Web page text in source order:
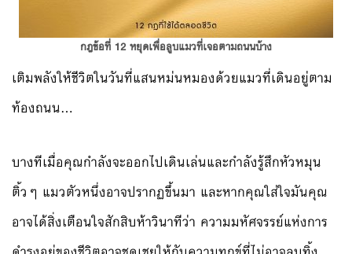
กฎข้อที่ 12 หยุดเพื่อลูบแมวที่เจอตามถนนบ้าง
เติมพลังให้ชีวิตในวันที่แสนหม่นหมองด้วยแมวที่เดินอยู่ตาม
ท้องถนน…
บางทีเมื่อคุณกำลังจะออกไปเดินเล่นและกำลังรู้สึกหัวหมุน
ติ้วๆ แมวตัวหนึ่งอาจปรากฏขึ้นมา และหากคุณใส่ใจมันคุณ
อาจได้สิ่งเตือนใจสักสิบห้าวินาทีว่า ความมหัศจรรย์แห่งการ